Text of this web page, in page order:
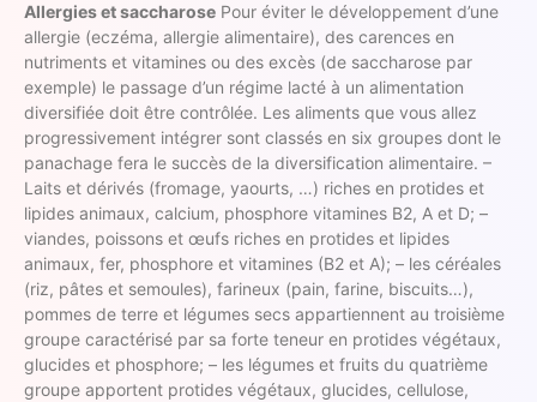
Allergies et saccharose Pour éviter le développement d’une
allergie (eczéma, allergie alimentaire), des carences en
nutriments et vitamines ou des excès (de saccharose par
exemple) le passage d’un régime lacté à un alimentation
diversifiée doit être contrôlée. Les aliments que vous allez
progressivement intégrer sont classés en six groupes dont le
panachage fera le succès de la diversification alimentaire. –
Laits et dérivés (fromage, yaourts, …) riches en protides et
lipides animaux, calcium, phosphore vitamines B2, A et D; –
viandes, poissons et œufs riches en protides et lipides
animaux, fer, phosphore et vitamines (B2 et A); – les céréales
(riz, pâtes et semoules), farineux (pain, farine, biscuits…),
pommes de terre et légumes secs appartiennent au troisième
groupe caractérisé par sa forte teneur en protides végétaux,
glucides et phosphore; – les légumes et fruits du quatrième
groupe apportent protides végétaux, glucides, cellulose,